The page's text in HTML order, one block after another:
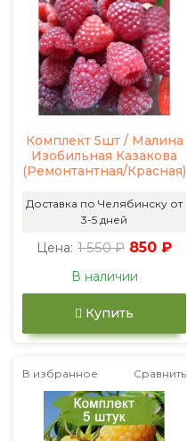
Комплект 5шт / Малина
Изобильная Казакова
(Ремонтантная/Красная)
Доставка по Челябинску от
3-5 дней
Цена: 1 550 ₽ 850 ₽
В наличии
Купить
В избранное Сравнить